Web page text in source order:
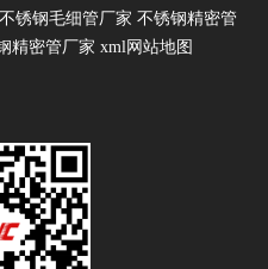
锈钢毛细管厂家 不锈钢精密管
精密管厂家 xml网站地图